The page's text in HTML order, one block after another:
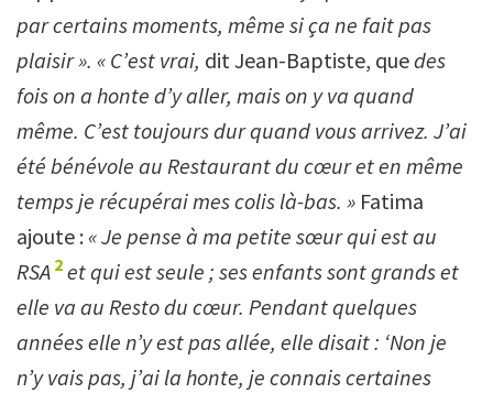
par certains moments, même si ça ne fait pas
plaisir ». « C’est vrai, dit Jean-Baptiste, quedes
fois on a honte d’y aller, mais on y va quand
même. C’est toujours dur quand vous arrivez. J’ai
été bénévole au Restaurant du cœur et en même
temps je récupérai mes colis là-bas. » Fatima
ajoute : «Je pense à ma petite sœur qui est au
RSA 2 et qui est seule ; ses enfants sont grands et
elle va au Resto du cœur. Pendant quelques
années elle n’y est pas allée, elle disait : ‘Non je
n’y vais pas, j’ai la honte, je connais certaines